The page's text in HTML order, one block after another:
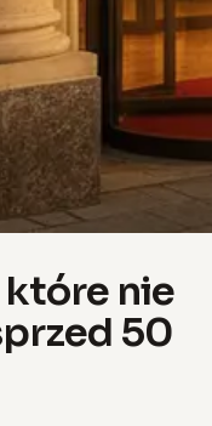
które nie
50